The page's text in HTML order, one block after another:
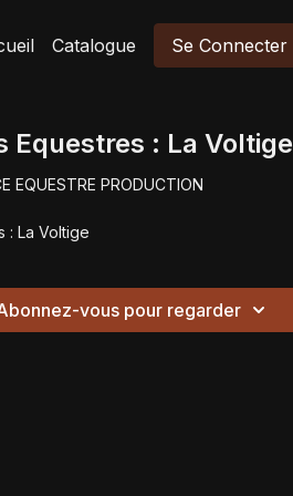
Catalogue Se Connecter
Equestres : La Voltige
EQUESTRE PRODUCTION
: La Voltige
vous pour regarder